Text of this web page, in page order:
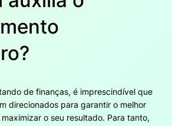
de finanças, é imprescindível que
direcionados para garantir o melhor
o seu resultado. Para tanto,